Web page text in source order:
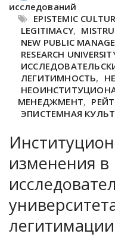
исследований
EPISTEMIC
LEGITIMACY,
NEW PUBLIC
RESEARCH
ЛЕГИТИМНОСТЬ,
МЕНЕДЖМЕНТ,
ЭПИСТЕМНАЯ
изменения в
легитимации